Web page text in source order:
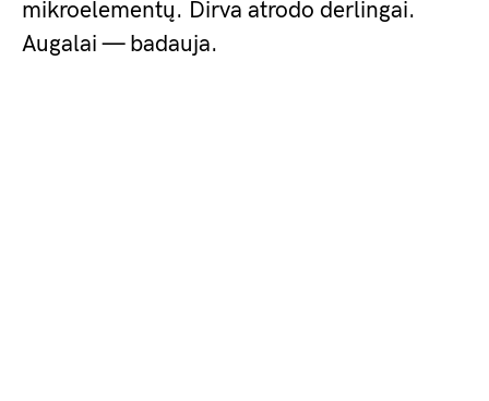
mikroelementų. Dirva atrodo derlingai.
Augalai — badauja.